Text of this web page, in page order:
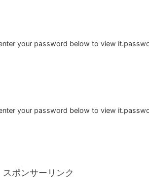
your password below to view
your password below to view
スポンサーリンク